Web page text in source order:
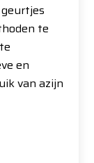
te
en
van azijn